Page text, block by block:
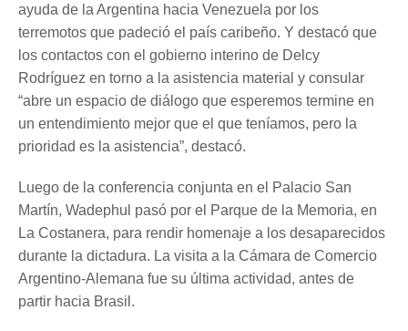
ayuda de la Argentina hacia Venezuela por los
terremotos que padeció el país caribeño. Y destacó que
los contactos con el gobierno interino de Delcy
Rodríguez en torno a la asistencia material y consular
“abre un espacio de diálogo que esperemos termine en
un entendimiento mejor que el que teníamos, pero la
prioridad es la asistencia”, destacó.
Luego de la conferencia conjunta en el Palacio San
Martín, Wadephul pasó por el Parque de la Memoria, en
La Costanera, para rendir homenaje a los desaparecidos
durante la dictadura. La visita a la Cámara de Comercio
Argentino-Alemana fue su última actividad, antes de
partir hacia Brasil.